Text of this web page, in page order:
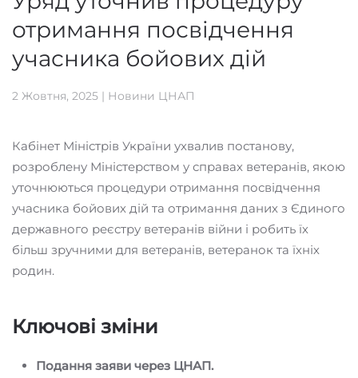
отримання посвідчення
учасника бойових дій
2 Жовтня, 2025 | Новини ЦНАП
Кабінет Міністрів України ухвалив постанову,
розроблену Міністерством у справах ветеранів, якою
уточнюються процедури отримання посвідчення
учасника бойових дій та отримання даних з Єдиного
державного реєстру ветеранів війни і робить їх
більш зручними для ветеранів, ветеранок та їхніх
родин.
Ключові зміни
Подання заяви через ЦНАП.